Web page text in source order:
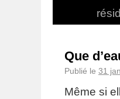
Que
Publié le 31
Même si